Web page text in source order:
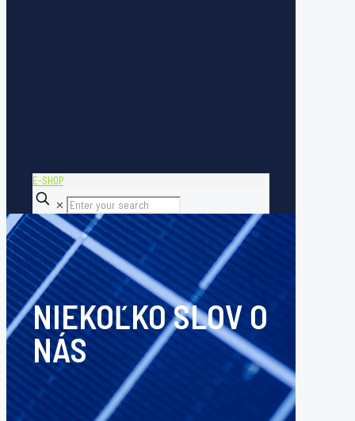
E-SHOP
✕
NIEKOĽKO SLOV O
NÁS